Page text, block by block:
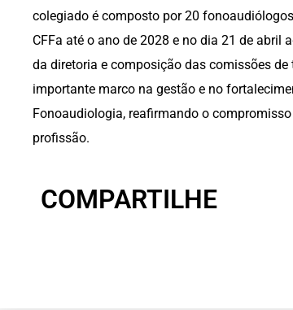
colegiado é composto por 20
CFFa até o ano de 2028 e no dia 21 de abril
da diretoria e composição das comissões
importante marco na gestão e no
Fonoaudiologia, reafirmando o
profissão.
COMPARTILHE